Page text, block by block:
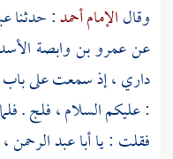
وقالالإمام أحمد: حدثنا
عنعمرو بن وابصة
داري ، إذ سمعت على باب
: عليكم السلام ، فلج .
فقلت : ياأبا عبد الرحمن ،